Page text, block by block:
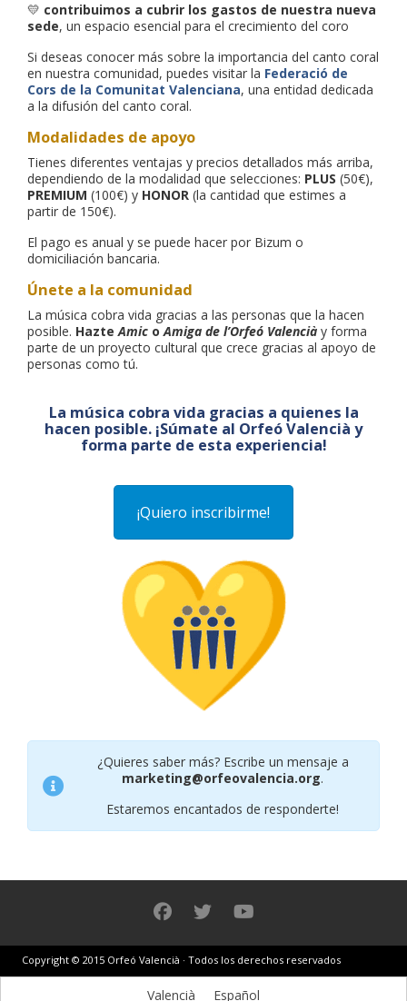
💛 contribuimos a cubrir los gastos de nuestra nueva
sede, un espacio esencial para el crecimiento del coro
Si deseas conocer más sobre la importancia del canto coral
en nuestra comunidad, puedes visitar la Federació de
Cors de la Comunitat Valenciana, una entidad dedicada
a la difusión del canto coral.
Modalidades de apoyo
Tienes diferentes ventajas y precios detallados más arriba,
dependiendo de la modalidad que selecciones: PLUS (50€),
PREMIUM (100€) y HONOR (la cantidad que estimes a
partir de 150€).
El pago es anual y se puede hacer por Bizum o
domiciliación bancaria.
Únete a la comunidad
La música cobra vida gracias a las personas que la hacen
posible. HazteAmic oAmiga de l’Orfeó Valencià y forma
parte de un proyecto cultural que crece gracias al apoyo de
personas como tú.
La música cobra vida gracias a quienes la
hacen posible. ¡Súmate al Orfeó Valencià y
forma parte de esta experiencia!
¡Quiero inscribirme!
¿Quieres saber más? Escribe un mensaje a
marketing@orfeovalencia.org.
Estaremos encantados de responderte!
Copyright © 2015 Orfeó Valencià · Todos los derechos reservados
Valencià Español